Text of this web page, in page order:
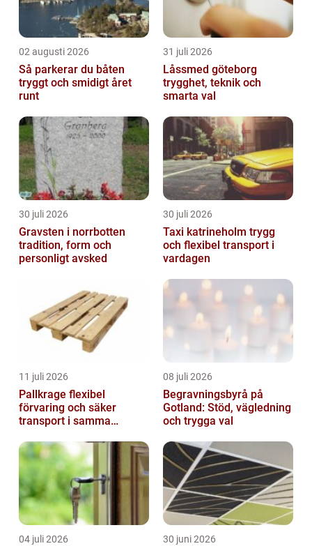
02 augusti 2026
Så parkerar du båten
tryggt och smidigt året
runt
31 juli 2026
Låssmed göteborg
trygghet, teknik och
smarta val
30 juli 2026
Gravsten i norrbotten
tradition, form och
personligt avsked
30 juli 2026
Taxi katrineholm trygg
och flexibel transport i
vardagen
11 juli 2026
Pallkrage flexibel
förvaring och säker
transport i samma
08 juli 2026
Begravningsbyrå på
Gotland: Stöd, vägledning
och trygga val
04 juli 2026 30 juni 2026